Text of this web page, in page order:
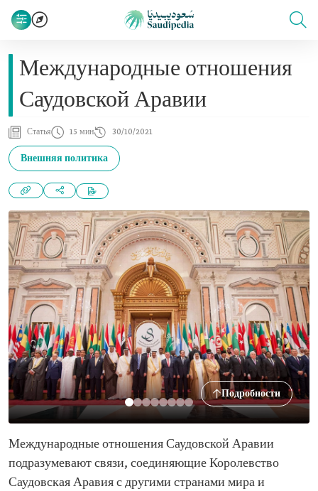
Международные отношения
Саудовской Аравии
Статья 15 мин 30/10/2021
Внешняя политика
Подробности
Международные отношения Саудовской Аравии
подразумевают связи, соединяющие Королевство
Саудовская Аравия с другими странами мира и